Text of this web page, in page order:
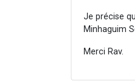
Je précise
Minhaguim
Merci Rav.